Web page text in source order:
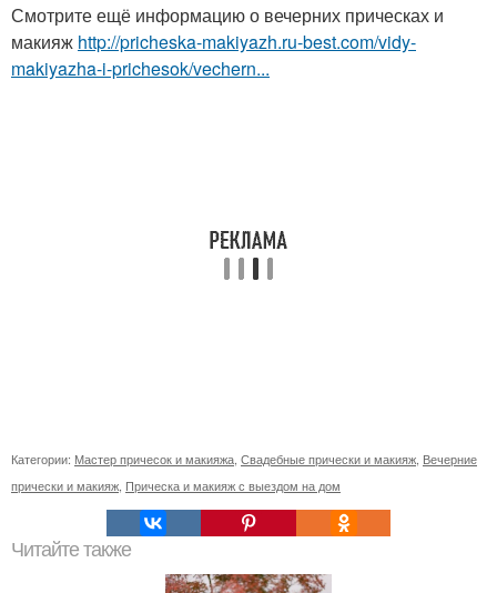
Смотрите ещё информацию о вечерних прическах и
макияж http://pricheska-makiyazh.ru-best.com/vidy-
makiyazha-i-prichesok/vechern...
Категории: Мастер причесок и макияжа Свадебные прически и макияж Вечерние
прически и макияж Прическа и макияж с выездом на дом
Читайте также